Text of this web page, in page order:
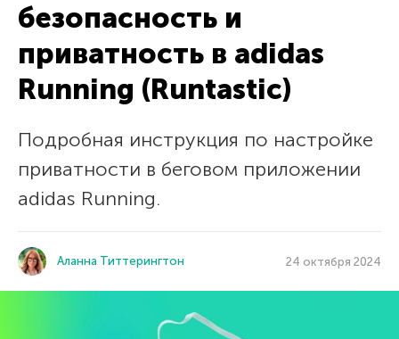
безопасность и
приватность в adidas
Running (Runtastic)
Подробная инструкция по настройке
приватности в беговом приложении
adidas Running.
Аланна Титтерингтон 24 октября 2024